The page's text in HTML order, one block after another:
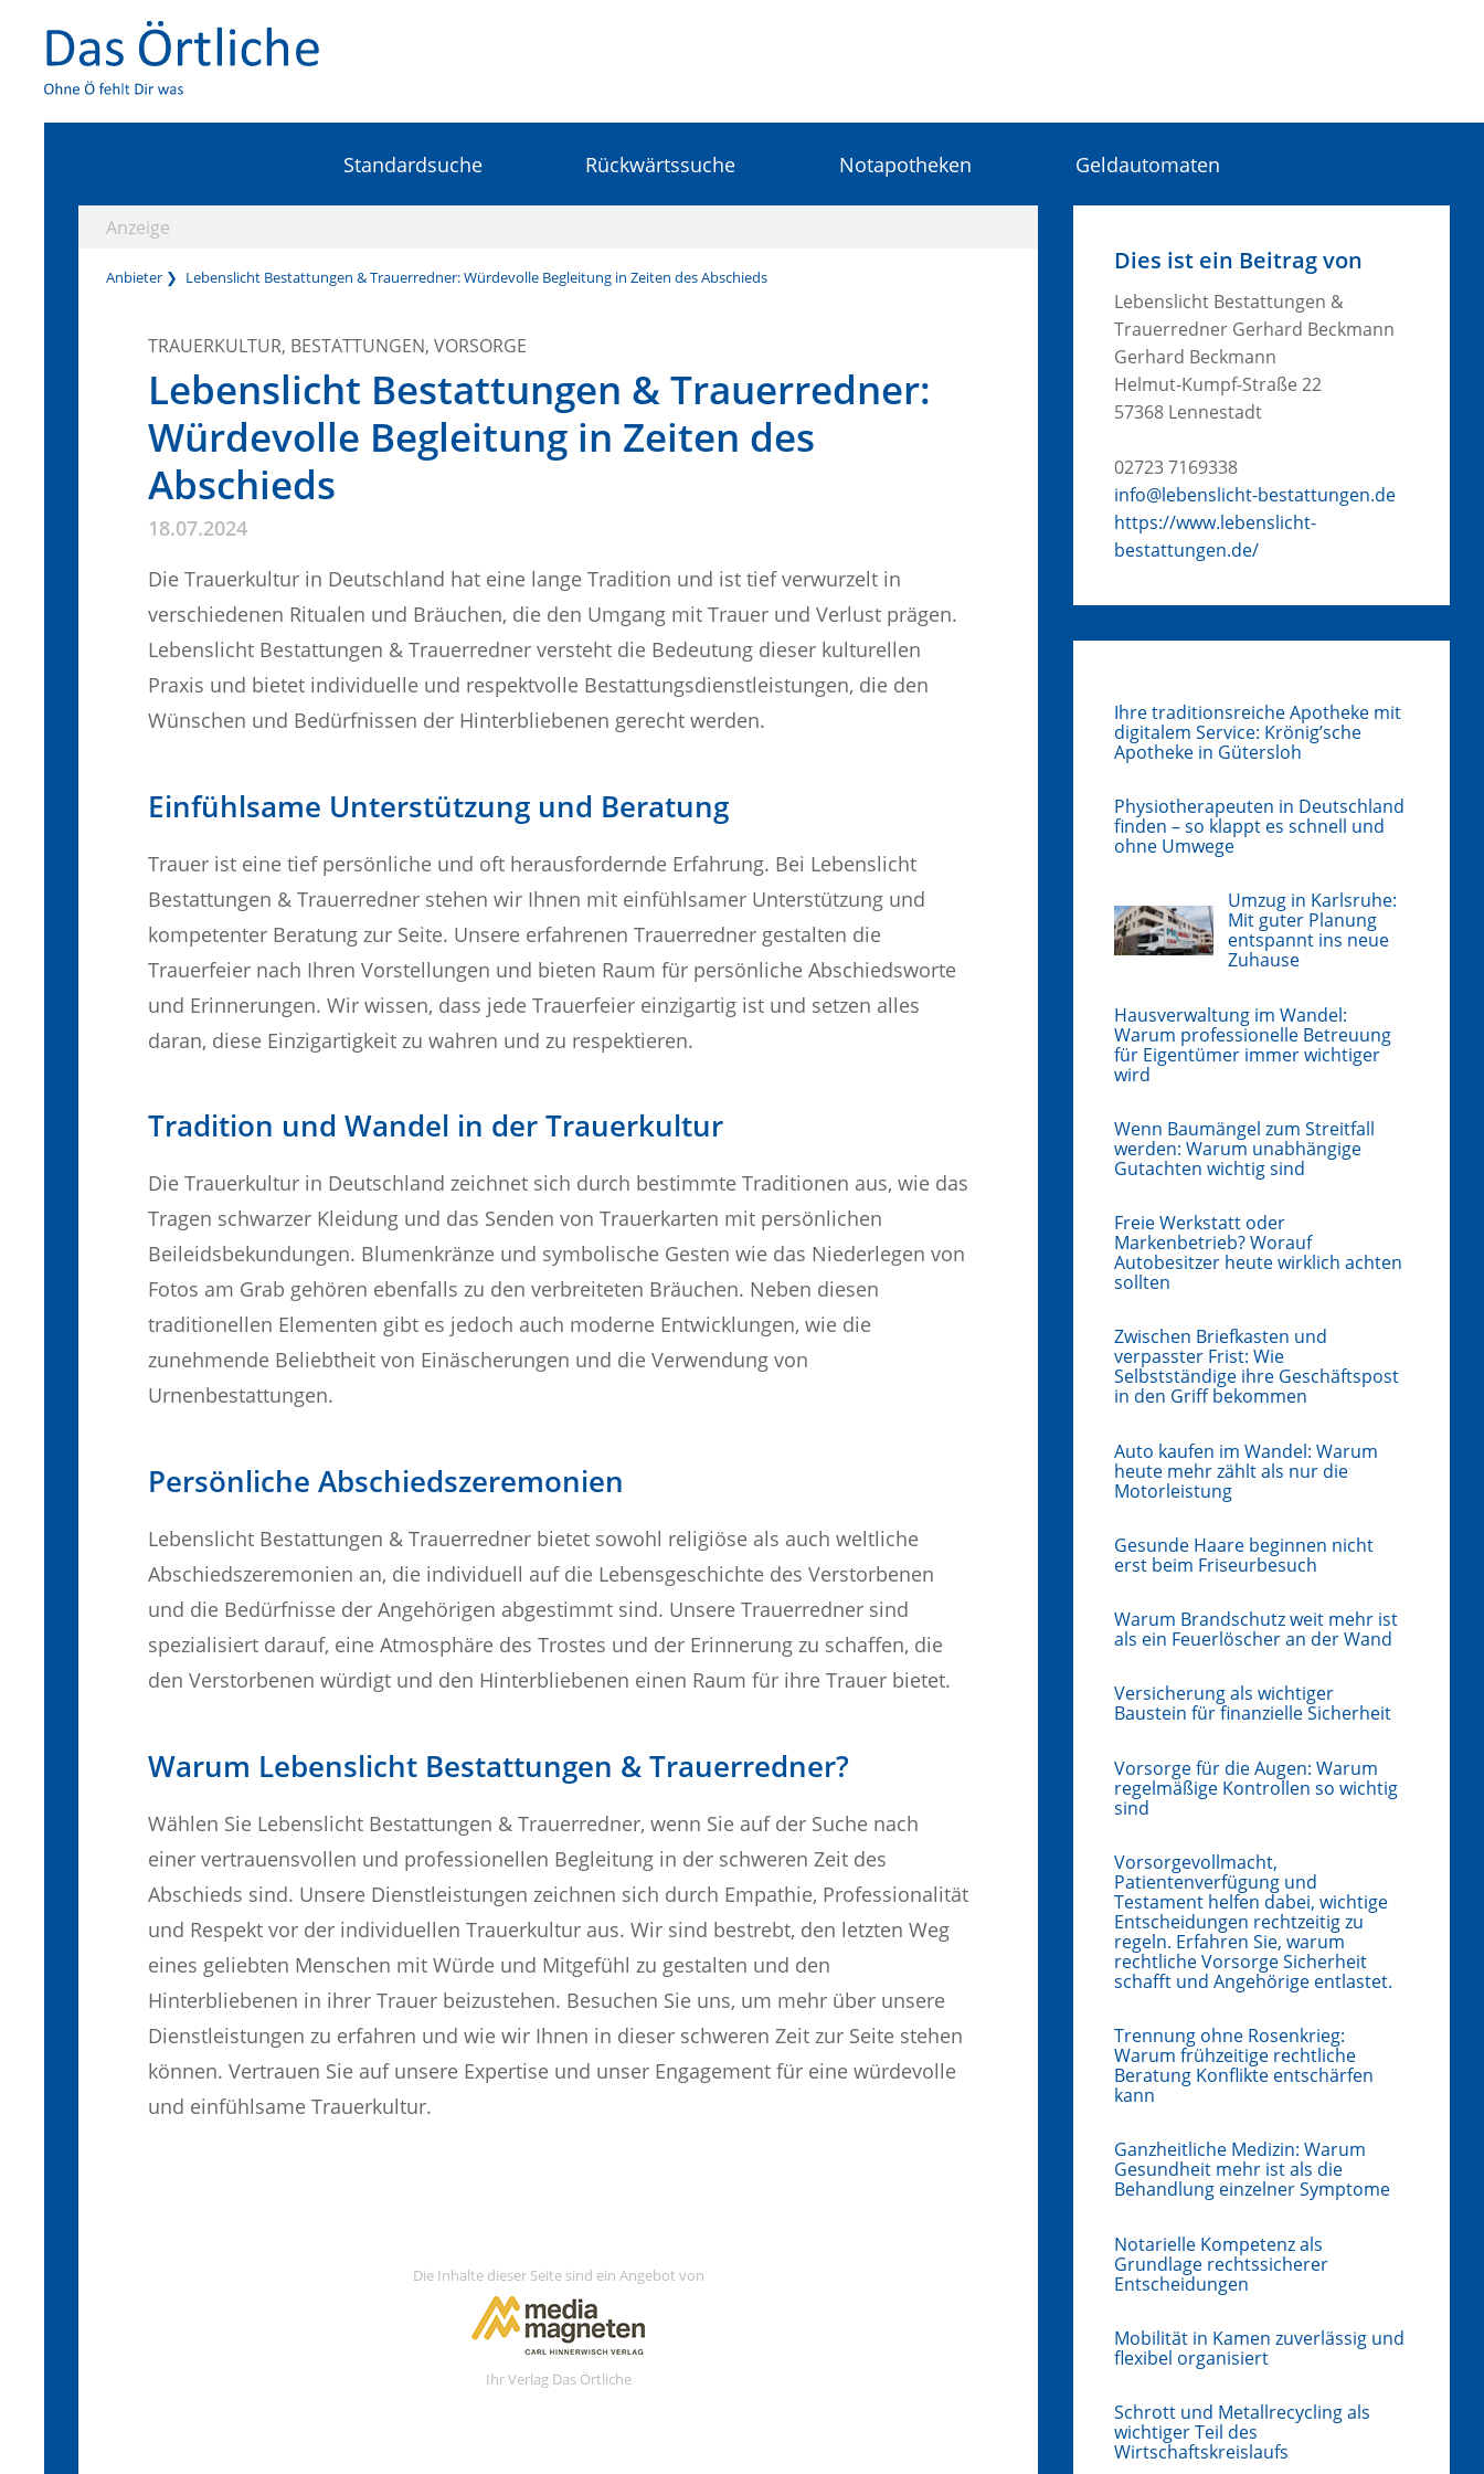
Standardsuche Rückwärtssuche Notapotheken Geldautomaten
Anzeige
Anbieter Lebenslicht Bestattungen & Trauerredner: Würdevolle Begleitung in Zeiten des Abschieds
TRAUERKULTUR, BESTATTUNGEN, VORSORGE
Lebenslicht Bestattungen & Trauerredner:
Würdevolle Begleitung in Zeiten des
Abschieds
18.07.2024
Die Trauerkultur in Deutschland hat eine lange Tradition und ist tief verwurzelt in
verschiedenen Ritualen und Bräuchen, die den Umgang mit Trauer und Verlust prägen.
Lebenslicht Bestattungen & Trauerredner versteht die Bedeutung dieser kulturellen
Praxis und bietet individuelle und respektvolle Bestattungsdienstleistungen, die den
Wünschen und Bedürfnissen der Hinterbliebenen gerecht werden.
Einfühlsame Unterstützung und Beratung
Trauer ist eine tief persönliche und oft herausfordernde Erfahrung. Bei Lebenslicht
Bestattungen & Trauerredner stehen wir Ihnen mit einfühlsamer Unterstützung und
kompetenter Beratung zur Seite. Unsere erfahrenen Trauerredner gestalten die
Trauerfeier nach Ihren Vorstellungen und bieten Raum für persönliche Abschiedsworte
und Erinnerungen. Wir wissen, dass jede Trauerfeier einzigartig ist und setzen alles
daran, diese Einzigartigkeit zu wahren und zu respektieren.
Tradition und Wandel in der Trauerkultur
Die Trauerkultur in Deutschland zeichnet sich durch bestimmte Traditionen aus, wie das
Tragen schwarzer Kleidung und das Senden von Trauerkarten mit persönlichen
Beileidsbekundungen. Blumenkränze und symbolische Gesten wie das Niederlegen von
Fotos am Grab gehören ebenfalls zu den verbreiteten Bräuchen. Neben diesen
traditionellen Elementen gibt es jedoch auch moderne Entwicklungen, wie die
zunehmende Beliebtheit von Einäscherungen und die Verwendung von
Urnenbestattungen.
Persönliche Abschiedszeremonien
Lebenslicht Bestattungen & Trauerredner bietet sowohl religiöse als auch weltliche
Abschiedszeremonien an, die individuell auf die Lebensgeschichte des Verstorbenen
und die Bedürfnisse der Angehörigen abgestimmt sind. Unsere Trauerredner sind
spezialisiert darauf, eine Atmosphäre des Trostes und der Erinnerung zu schaffen, die
den Verstorbenen würdigt und den Hinterbliebenen einen Raum für ihre Trauer bietet.
Warum Lebenslicht Bestattungen & Trauerredner?
Wählen Sie Lebenslicht Bestattungen & Trauerredner, wenn Sie auf der Suche nach
einer vertrauensvollen und professionellen Begleitung in der schweren Zeit des
Abschieds sind. Unsere Dienstleistungen zeichnen sich durch Empathie, Professionalität
und Respekt vor der individuellen Trauerkultur aus. Wir sind bestrebt, den letzten Weg
eines geliebten Menschen mit Würde und Mitgefühl zu gestalten und den
Hinterbliebenen in ihrer Trauer beizustehen. Besuchen Sie uns, um mehr über unsere
Dienstleistungen zu erfahren und wie wir Ihnen in dieser schweren Zeit zur Seite stehen
können. Vertrauen Sie auf unsere Expertise und unser Engagement für eine würdevolle
und einfühlsame Trauerkultur.
Dies ist ein Beitrag von
Lebenslicht Bestattungen &
Trauerredner Gerhard Beckmann
Gerhard Beckmann
Helmut-Kumpf-Straße 22
57368 Lennestadt
02723 7169338
info@lebenslicht-bestattungen.de
https://www.lebenslicht-
bestattungen.de/
Ihre traditionsreiche Apotheke mit
digitalem Service: Krönig’sche
Apotheke in Gütersloh
Physiotherapeuten in Deutschland
finden – so klappt es schnell und
ohne Umwege
Umzug in Karlsruhe:
Mit guter Planung
entspannt ins neue
Zuhause
Hausverwaltung im Wandel:
Warum professionelle Betreuung
für Eigentümer immer wichtiger
wird
Wenn Baumängel zum Streitfall
werden: Warum unabhängige
Gutachten wichtig sind
Freie Werkstatt oder
Markenbetrieb? Worauf
Autobesitzer heute wirklich achten
sollten
Zwischen Briefkasten und
verpasster Frist: Wie
Selbstständige ihre Geschäftspost
in den Griff bekommen
Auto kaufen im Wandel: Warum
heute mehr zählt als nur die
Motorleistung
Gesunde Haare beginnen nicht
erst beim Friseurbesuch
Warum Brandschutz weit mehr ist
als ein Feuerlöscher an der Wand
Versicherung als wichtiger
Baustein für finanzielle Sicherheit
Vorsorge für die Augen: Warum
regelmäßige Kontrollen so wichtig
sind
Vorsorgevollmacht,
Patientenverfügung und
Testament helfen dabei, wichtige
Entscheidungen rechtzeitig zu
regeln. Erfahren Sie, warum
rechtliche Vorsorge Sicherheit
schafft und Angehörige entlastet.
Trennung ohne Rosenkrieg:
Warum frühzeitige rechtliche
Beratung Konflikte entschärfen
kann
Ganzheitliche Medizin: Warum
Gesundheit mehr ist als die
Behandlung einzelner Symptome
Notarielle Kompetenz als
Grundlage rechtssicherer
Entscheidungen
Mobilität in Kamen zuverlässig und
flexibel organisiert
Schrott und Metallrecycling als
wichtiger Teil des
Wirtschaftskreislaufs